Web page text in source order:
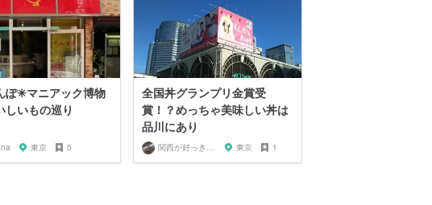
ぽ✳︎マニアック博物
しいもの巡り
東京 5
全国丼グランプリ金賞受
賞！？めっちゃ美味しい丼は
品川にあり
関西が好っきゃねん 東京 1